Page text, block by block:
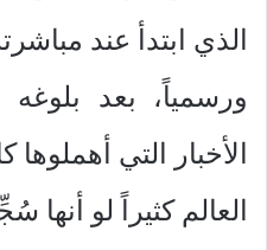
الذي ابتدأ عند
ورسمياً، بعد
الأخبار التي أهملوها
العالم كثيراً لو أنها